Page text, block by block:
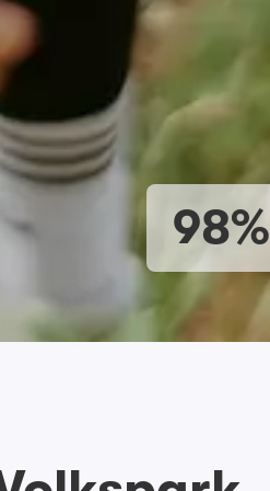
98%